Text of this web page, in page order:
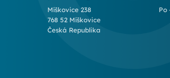
Míškovice 238
768 52 Míškovice
Česká Republika
Po